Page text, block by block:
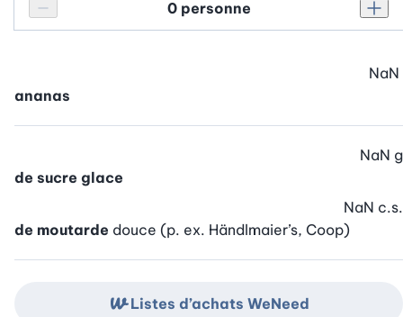
Réduire le nombre de personnes
Personnes
ananas
NaN
de sucre glace
NaN g
de moutarde douce (p. ex. Händlmaier’s, Coop)
NaN c.s.
Listes d’achats WeNeed